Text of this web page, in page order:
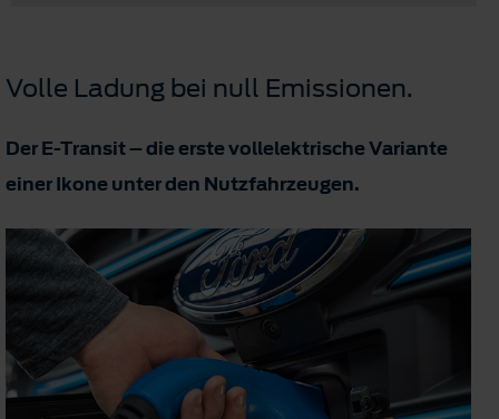
Volle Ladung bei null Emissionen.
Der E-Transit – die erste vollelektrische Variante
einer Ikone unter den Nutzfahrzeugen.